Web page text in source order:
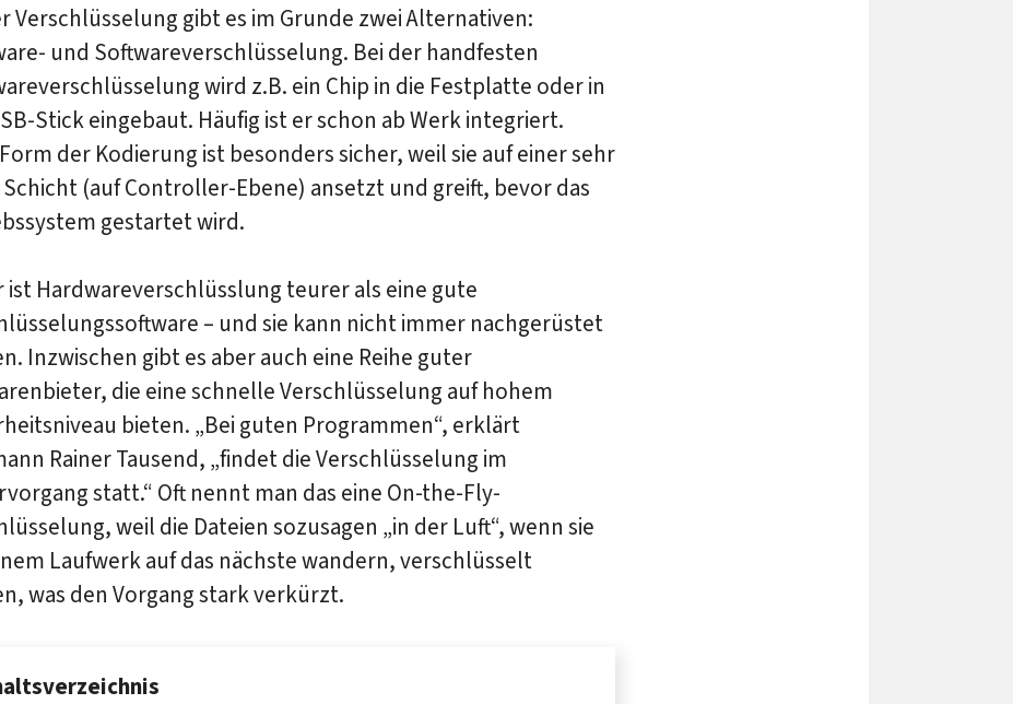
Verschlüsselung gibt es im Grunde zwei Alternativen:
und Softwareverschlüsselung. Bei der handfesten
wird z.B. ein Chip in die Festplatte oder in
Stick eingebaut. Häufig ist er schon ab Werk integriert.
der Kodierung ist besonders sicher, weil sie auf einer sehr
(auf Controller-Ebene) ansetzt und greift, bevor das
gestartet wird.
ist Hardwareverschlüsslung teurer als eine gute
– und sie kann nicht immer nachgerüstet
Inzwischen gibt es aber auch eine Reihe guter
die eine schnelle Verschlüsselung auf hohem
bieten. „Bei guten Programmen“, erklärt
Rainer Tausend, „findet die Verschlüsselung im
statt.“ Oft nennt man das eine On-the-Fly-
weil die Dateien sozusagen „in der Luft“, wenn sie
Laufwerk auf das nächste wandern, verschlüsselt
was den Vorgang stark verkürzt.